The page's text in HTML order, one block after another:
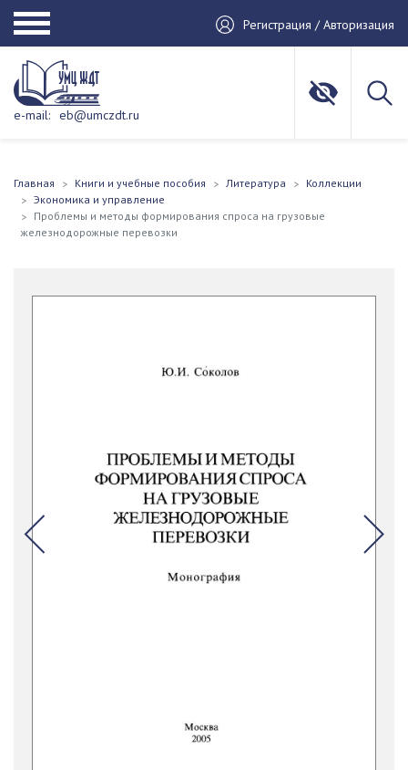
Регистрация / Авторизация
e-mail: eb@umczdt.ru
Главная Книги и учебные пособия Литература
Коллекции
Экономика и управление
Проблемы и методы формирования спроса на грузовые
железнодорожные перевозки